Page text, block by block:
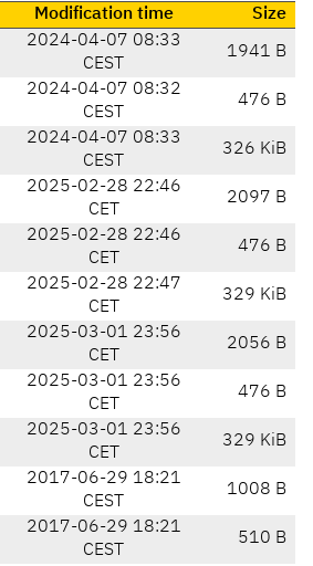
Modification time
Size
2024-04-07 08:33
CEST
1941 B
2024-04-07 08:32
CEST
476 B
2024-04-07 08:33
CEST
326 KiB
2025-02-28 22:46
CET
2097 B
2025-02-28 22:46
CET
476 B
2025-02-28 22:47
CET
329 KiB
2025-03-01 23:56
CET
2056 B
2025-03-01 23:56
CET
476 B
2025-03-01 23:56
CET
329 KiB
2017-06-29 18:21
CEST
1008 B
2017-06-29 18:21
CEST
510 B